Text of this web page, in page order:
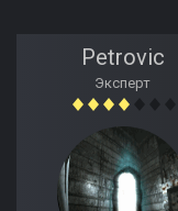
Petrovic
Эксперт